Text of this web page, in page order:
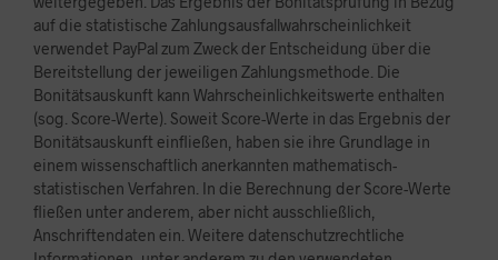
auf die statistische Zahlungsausfallwahrscheinlichkeit
verwendet PayPal zum Zweck der Entscheidung über die
Bereitstellung der jeweiligen Zahlungsmethode. Die
Bonitätsauskunft kann Wahrscheinlichkeitswerte enthalten
(sog. Score-Werte). Soweit Score-Werte in das Ergebnis der
Bonitätsauskunft einfließen, haben sie ihre Grundlage in
einem wissenschaftlich anerkannten mathematisch-
statistischen Verfahren. In die Berechnung der Score-Werte
fließen unter anderem, aber nicht ausschließlich,
Anschriftendaten ein. Weitere datenschutzrechtliche